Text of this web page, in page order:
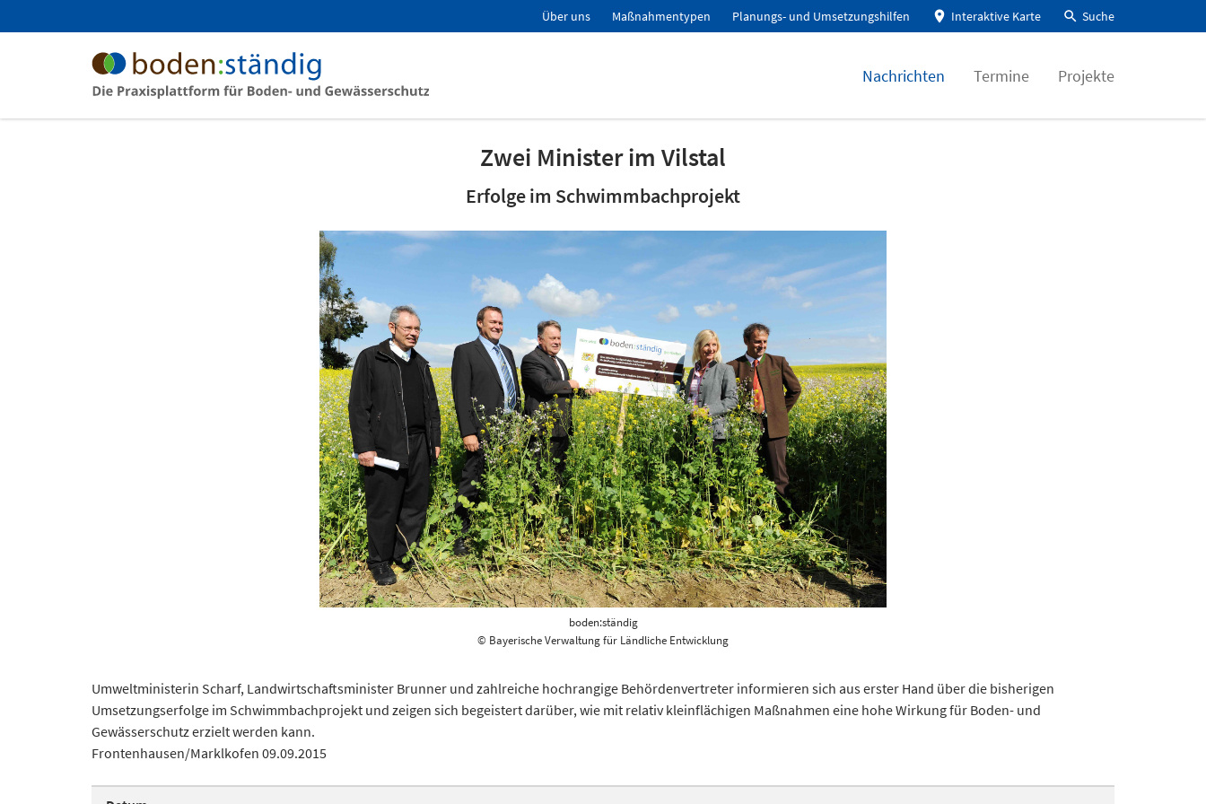
Über uns Maßnahmentypen Planungs- und Umsetzungshilfen Interaktive Karte Suche
Nachrichten Termine Projekte
Zwei Minister im Vilstal
Erfolge im Schwimmbachprojekt
boden:ständig
© Bayerische Verwaltung für Ländliche Entwicklung
Umweltministerin Scharf, Landwirtschaftsminister Brunner und zahlreiche hochrangige Behördenvertreter informieren sich aus erster Hand über die bisherigen
Umsetzungserfolge im Schwimmbachprojekt und zeigen sich begeistert darüber, wie mit relativ kleinflächigen Maßnahmen eine hohe Wirkung für Boden- und
Gewässerschutz erzielt werden kann.
Frontenhausen/Marklkofen 09.09.2015